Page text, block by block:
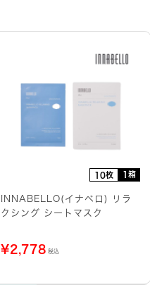
10枚 1箱
INNABELLO(イナベロ) リラ
クシング シートマスク
¥2,778 税込